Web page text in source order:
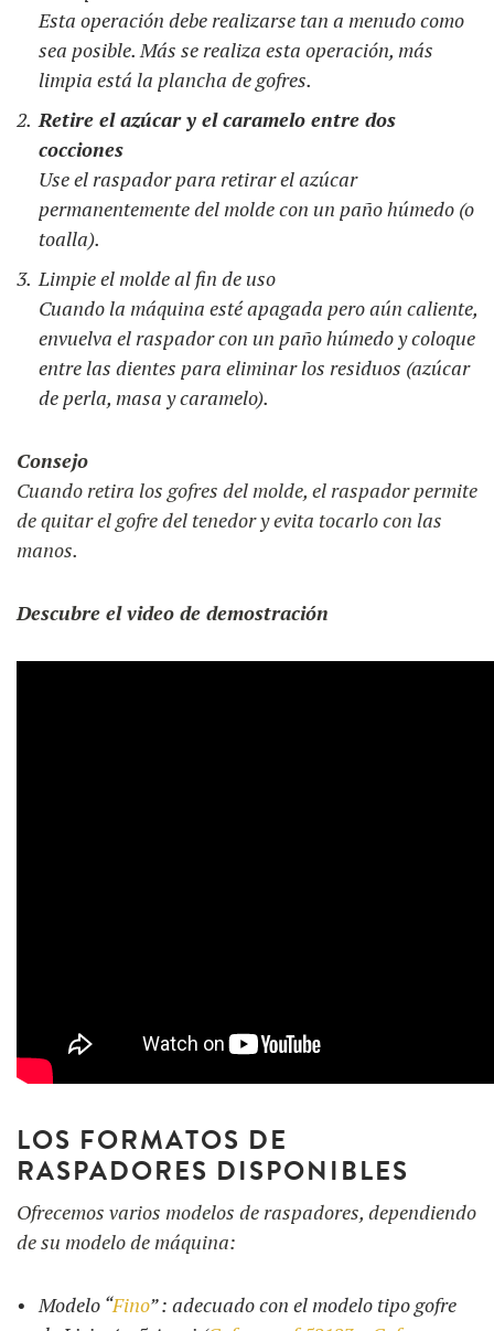
Esta operación debe realizarse tan a menudo como
sea posible.Más se realiza esta operación, más
limpia está la plancha de gofres.
Retire el azúcar y el caramelo entre dos
cocciones
Use el raspador para retirar el azúcar
permanentemente del molde con un paño húmedo (o
toalla).
Limpie el molde al fin de uso
Cuando la máquina esté apagada pero aún caliente,
envuelva el raspador con un paño húmedo y coloque
entre las dientes para eliminar los residuos (azúcar
de perla, masa y caramelo).
Consejo
Cuando retira los gofres del molde, el raspador permite
de quitar el gofre del tenedor y evita tocarlo con las
manos.
Descubre el video de demostración
LOS FORMATOS DE
RASPADORES DISPONIBLES
Ofrecemos varios modelos de raspadores, dependiendo
de su modelo de máquina:
Modelo “Fino” : adecuado con el modelo tipo gofre